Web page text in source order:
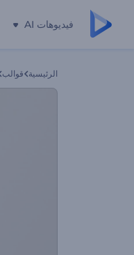
فيديوهات AI
الرئيسية قوالب